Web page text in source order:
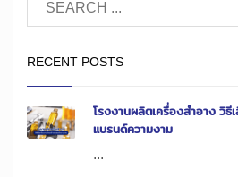
RECENT POSTS
โรงงานผลิตเครื่องสำอาง วิธี
แบรนด์ความงาม
...